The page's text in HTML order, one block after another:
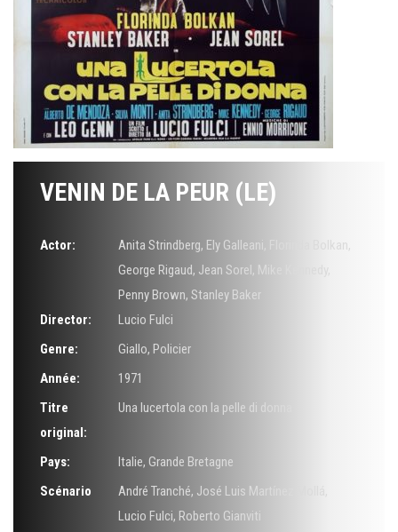
VENIN DE LA PEUR (LE)
Actor: Anita Strindberg, Ely Galleani Florinda Bolkan,
George Rigaud, Jean Sorel, Mike Kennedy
Penny Brown, Stanley Baker
Director:
Lucio Fulci
Genre:
Giallo, Policier
Année:
1971
Titre
original:
Una lucertola con la pelle di donna
Pays:
Italie, Grande Bretagne
Scénario
André Tranché, José Luis Martínez Mollá
Lucio Fulci, Roberto Gianviti